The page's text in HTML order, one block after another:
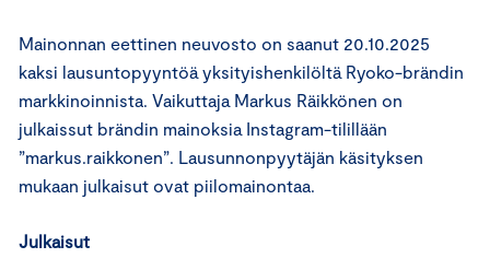
Mainonnan eettinen neuvosto on saanut 20.10.2025
kaksi lausuntopyyntöä yksityishenkilöltä Ryoko-brändin
markkinoinnista. Vaikuttaja Markus Räikkönen on
julkaissut brändin mainoksia Instagram-tilillään
”markus.raikkonen”. Lausunnonpyytäjän käsityksen
mukaan julkaisut ovat piilomainontaa.
Julkaisut